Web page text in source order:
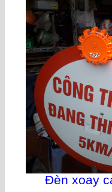
Đèn xoay